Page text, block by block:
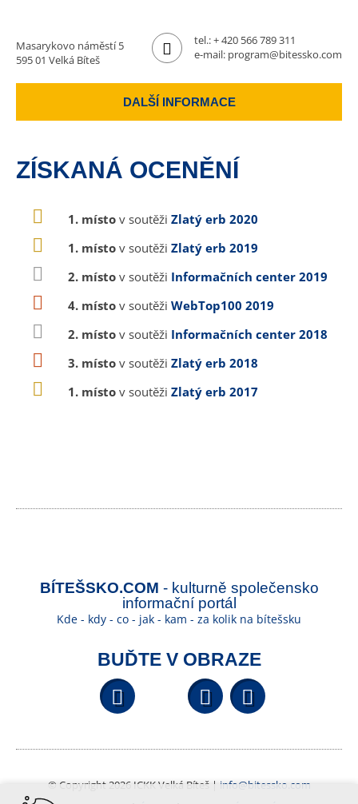
Masarykovo náměstí 5
595 01 Velká Bíteš
tel.:+ 420 566 789 311
e-mail: program@bitessko.com
DALŠÍ INFORMACE
ZÍSKANÁ OCENĚNÍ
1. místo v soutěži Zlatý erb 2020
1. místo v soutěži Zlatý erb 2019
2. místo v soutěži Informačních center 2019
4. místo v soutěži WebTop100 2019
2. místo v soutěži Informačních center 2018
3. místo v soutěži Zlatý erb 2018
1. místo v soutěži Zlatý erb 2017
BÍTEŠSKO.COM - kulturně společensko
informační portál
Kde - kdy - co - jak - kam - za kolik na bítešsku
BUĎTE V OBRAZE
Facebook YouTube
© Copyright 2026 ICKK Velká Bíteš | info@bitessko.com